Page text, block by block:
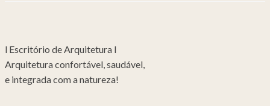
l Escritório de Arquitetura l
Arquitetura confortável, saudável,
e integrada com a natureza!